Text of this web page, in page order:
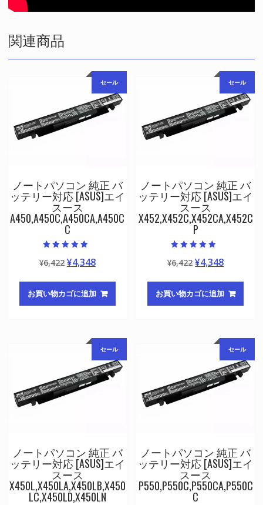
関連商品
セール
ノートパソコン 純正 バ
ッテリー対応 [ASUS]エイ
スース
A450,A450C,A450CA,A450C
C
5.00
の評価
¥6,422 元
価
格
¥4,348現
の
価
¥4,348
で
す。
お買い物カゴに追加
セール
ノートパソコン 純正 バ
ッテリー対応 [ASUS]エイ
スース
X452,X452C,X452CA,X452C
P
5.00
の評価
¥6,422元
価
格
¥4,348現
の
価
¥4,348
で
す。
お買い物カゴに追加
セール
ノートパソコン 純正 バ
ッテリー対応 [ASUS]エイ
スース
X450L,X450LA,X450LB,X450
LC,X450LD,X450LN
セール
ノートパソコン 純正 バ
ッテリー対応 [ASUS]エイ
スース
P550,P550C,P550CA,P550C
C